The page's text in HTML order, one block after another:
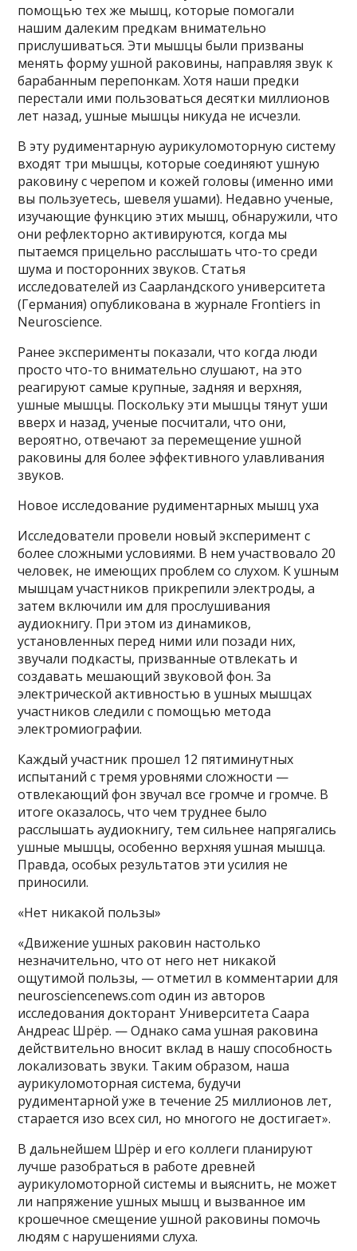
помощью тех же мышц, которые помогали
нашим далеким предкам внимательно
прислушиваться. Эти мышцы были призваны
менять форму ушной раковины, направляя звук к
барабанным перепонкам. Хотя наши предки
перестали ими пользоваться десятки миллионов
лет назад, ушные мышцы никуда не исчезли.
В эту рудиментарную аурикуломоторную систему
входят три мышцы, которые соединяют ушную
раковину с черепом и кожей головы (именно ими
вы пользуетесь, шевеля ушами). Недавно ученые,
изучающие функцию этих мышц, обнаружили, что
они рефлекторно активируются, когда мы
пытаемся прицельно расслышать что-то среди
шума и посторонних звуков. Статья
исследователей из Саарландского университета
(Германия) опубликована в журнале Frontiers in
Neuroscience.
Ранее эксперименты показали, что когда люди
просто что-то внимательно слушают, на это
реагируют самые крупные, задняя и верхняя,
ушные мышцы. Поскольку эти мышцы тянут уши
вверх и назад, ученые посчитали, что они,
вероятно, отвечают за перемещение ушной
раковины для более эффективного улавливания
звуков.
Новое исследование рудиментарных мышц уха
Исследователи провели новый эксперимент с
более сложными условиями. В нем участвовало 20
человек, не имеющих проблем со слухом. К ушным
мышцам участников прикрепили электроды, а
затем включили им для прослушивания
аудиокнигу. При этом из динамиков,
установленных перед ними или позади них,
звучали подкасты, призванные отвлекать и
создавать мешающий звуковой фон. За
электрической активностью в ушных мышцах
участников следили с помощью метода
электромиографии.
Каждый участник прошел 12 пятиминутных
испытаний с тремя уровнями сложности —
отвлекающий фон звучал все громче и громче. В
итоге оказалось, что чем труднее было
расслышать аудиокнигу, тем сильнее напрягались
ушные мышцы, особенно верхняя ушная мышца.
Правда, особых результатов эти усилия не
приносили.
«Нет никакой пользы»
«Движение ушных раковин настолько
незначительно, что от него нет никакой
ощутимой пользы, — отметил в комментарии для
neurosciencenews.com один из авторов
исследования докторант Университета Саара
Андреас Шрёр. — Однако сама ушная раковина
действительно вносит вклад в нашу способность
локализовать звуки. Таким образом, наша
аурикуломоторная система, будучи
рудиментарной уже в течение 25 миллионов лет,
старается изо всех сил, но многого не достигает».
В дальнейшем Шрёр и его коллеги планируют
лучше разобраться в работе древней
аурикуломоторной системы и выяснить, не может
ли напряжение ушных мышц и вызванное им
крошечное смещение ушной раковины помочь
людям с нарушениями слуха.